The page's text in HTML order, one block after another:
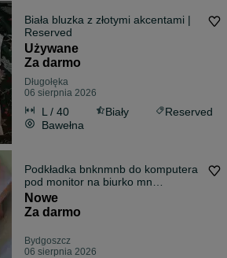
Biała bluzka z złotymi akcentami |
Reserved
Używane
Za darmo
Długołęka
06 sierpnia 2026
L / 40 Biały
Reserved
Bawełna
Podkładka bnknmnb do komputera
pod monitor na biurko mn
nnastawka biur
Nowe
Za darmo
Bydgoszcz
06 sierpnia 2026